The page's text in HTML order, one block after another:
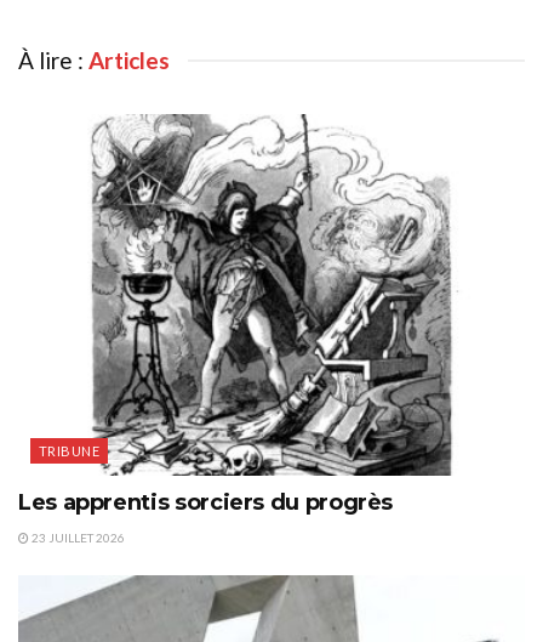
À lire : Articles
TRIBUNE
Les apprentis sorciers du progrès
23 JUILLET 2026